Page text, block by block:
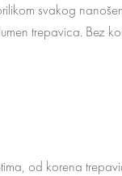
svakog
trepavica. Bez
od korena